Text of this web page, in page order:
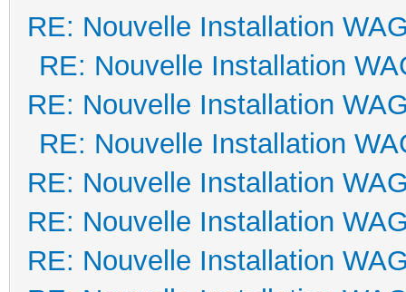
RE: Nouvelle Installation
RE: Nouvelle Installation
RE: Nouvelle Installation
RE: Nouvelle Installation
RE: Nouvelle Installation
RE: Nouvelle Installation
RE: Nouvelle Installation